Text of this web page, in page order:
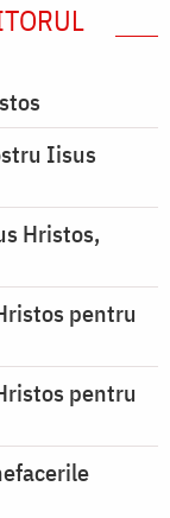
Iisus
Hristos,
pentru
pentru